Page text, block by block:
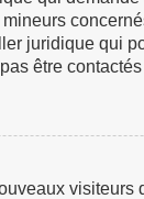
juridique qui
être